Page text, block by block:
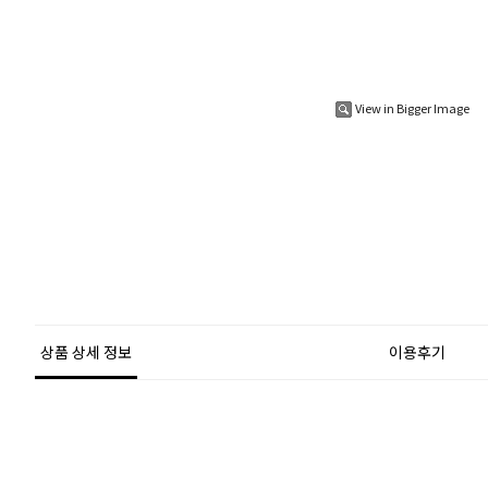
View in Bigger Image
상품 상세 정보 이용후기